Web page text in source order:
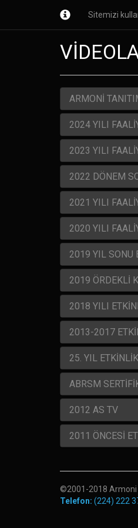
Sitemizi
ARMONİ
2024 YILI
2023 YILI
2022 DÖNEM
2021 YILI
2020 YILI
2019 YIL SONU
2019 ÖRDEKLİ
2018 YILI
2013-2017
25. YIL
ABRSM
2012 AS TV
2011 ÖNCESİ
©2001-2018 Armoni
Telefon: (224) 222